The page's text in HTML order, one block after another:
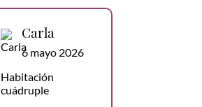
Carla
6 mayo 2026
Habitación
cuádruple